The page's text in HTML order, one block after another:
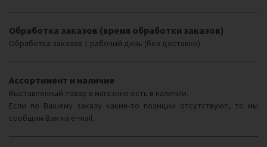
Обработка заказов (время обработки заказов)
Обработка заказов 1 рабочий день (без доставки).
Ассортимент и наличие
Выставленный товар в магазине есть в наличии.
Если по Вашему заказу какие-то позиции отсутствуют, то мы
сообщим Вам на e-mail.